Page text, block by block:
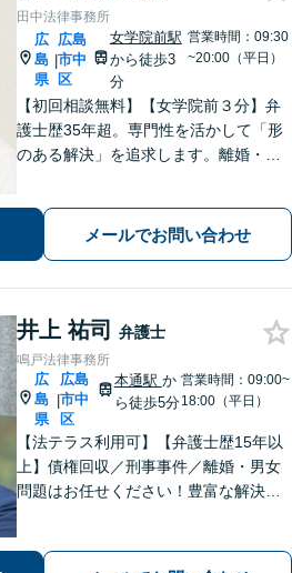
田中法律事務所
広
島
県
|
広島
市中
区
女学院前駅
から徒歩3
分
営業時間：09:30
~20:00（平日）
【初回相談無料】【女学院前３分】弁
護士歴35年超。専門性を活かして「形
のある解決」を追求します。離婚・債
話しやすい弁護士に是非ご相談くださ
い。（合同庁舎内郵便局近く）
メールでお問い合わせ
井上 祐司 弁護士
鳴戸法律事務所
広
島
県
|
広島
市中
区
本通駅 か
ら徒歩5分
営業時間：09:00~
18:00（平日）
【法テラス利用可】【弁護士歴15年以
上】債権回収／刑事事件／離婚・男女
問題はお任せください！豊富な解決実
談】【完全個室相談】【休日・夜間対